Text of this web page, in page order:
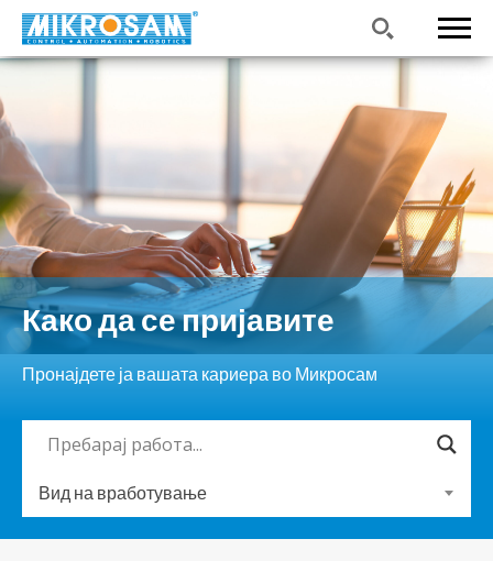
Како да се пријавите
Пронајдете ја вашата кариера во Микросам
Вид на вработување